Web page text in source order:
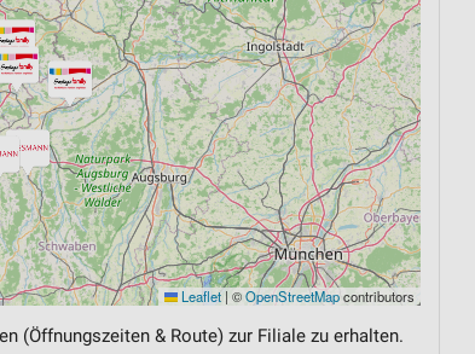
Leaflet | ©OpenStreetMapcontributors
(Öffnungszeiten & Route) zur Filiale zu erhalten.